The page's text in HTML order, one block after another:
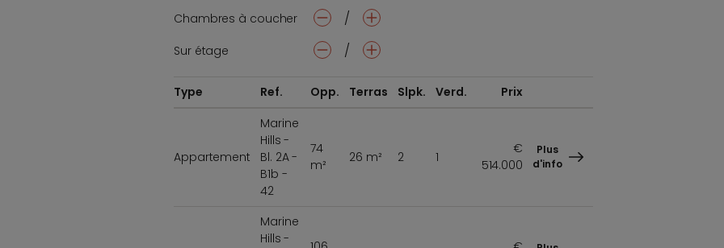
Chambres à coucher
- / +
Sur étage - / +
Type Ref. Opp. Terras Slpk. Verd. Prix
Appartement
Marine
Hills -
Bl. 2A -
B1b -
42
74
m²
26 m² 2 1
€
514.000
Plus
d'info
Marine
Hills -